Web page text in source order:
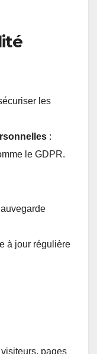
les
:
le GDPR.
à jour régulière
pages